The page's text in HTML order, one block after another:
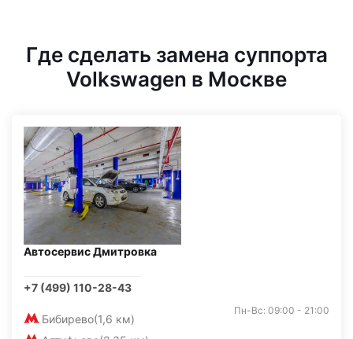
Где сделать замена суппорта
Volkswagen в Москве
Автосервис Дмитровка
+7 (499) 110-28-43
Бибирево(1,6 км)
Пн-Вс: 09:00 - 21:00